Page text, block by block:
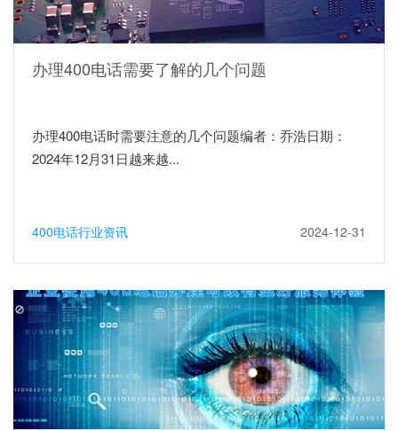
办理400电话需要了解的几个问题
办理400电话时需要注意的几个问题编者：乔浩日期：
2024年12月31日越来越...
400电话行业资讯 2024-12-31